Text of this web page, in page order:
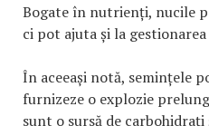
Bogate în nutrienți, nucile
ci pot ajuta și la
În aceeași notă, semințele
furnizeze o explozie
sunt o sursă de carbohidrați